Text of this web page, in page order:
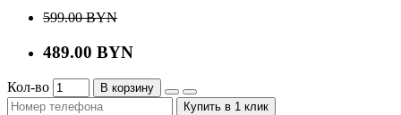
599.00 BYN
489.00 BYN
Кол-во
В корзину
Купить в 1 клик